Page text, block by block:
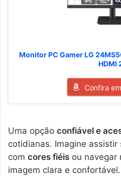
Monitor PC Gamer LG
HDMI
Confira
Uma opção confiável e
cotidianas. Imagine
com cores fiéis ou navegar
imagem clara e